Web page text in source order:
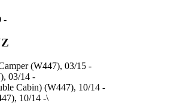
-
(W447), 03/15 -
03/14 -
Cabin) (W447), 10/14 -
10/14 -\